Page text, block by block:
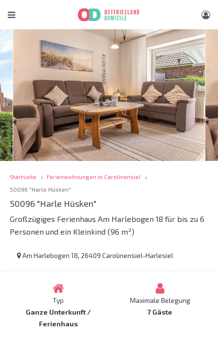
Startseite
Ferienwohnungen in Carolinensiel
50096 "Harle Hüsken"
50096 "Harle Hüsken"
Großzügiges Ferienhaus Am Harlebogen 18 für bis zu 6
Personen und ein Kleinkind (96 m²)
Am Harlebogen 18, 26409 Carolinensiel-Harlesiel
Typ
Ganze Unterkunft /
Ferienhaus
Maximale Belegung
7 Gäste